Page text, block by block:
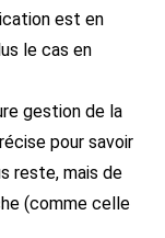
est en
le cas en
gestion de la
pour savoir
reste, mais de
(comme celle